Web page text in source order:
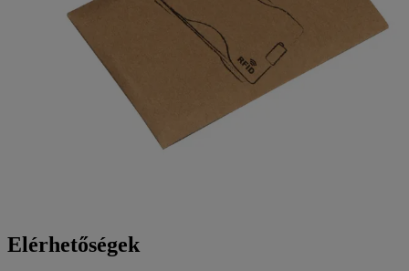
Elérhetőségek